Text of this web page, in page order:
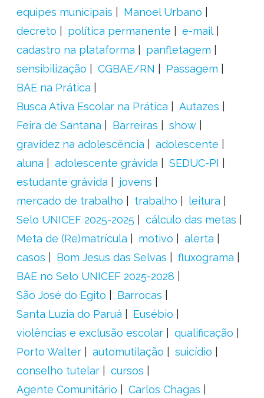
equipes municipais
Manoel Urbano
decreto
política permanente
e-mail
cadastro na plataforma
panfletagem
sensibilização
CGBAE/RN
Passagem
BAE na Prática
Busca Ativa Escolar na Prática
Autazes
Feira de Santana
Barreiras
show
gravidez na adolescência
adolescente
aluna
adolescente grávida
SEDUC-PI
estudante grávida
jovens
mercado de trabalho
trabalho
leitura
Selo UNICEF 2025-2025
cálculo das metas
Meta de (Re)matrícula
motivo
alerta
casos
Bom Jesus das Selvas
fluxograma
BAE no Selo UNICEF 2025-2028
São José do Egito
Barrocas
Santa Luzia do Paruá
Eusébio
violências e exclusão escolar
qualificação
Porto Walter
automutilação
suicídio
conselho tutelar
cursos
Agente Comunitário
Carlos Chagas